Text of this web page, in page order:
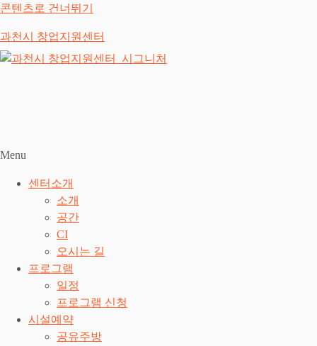
콘텐츠로 건너뛰기
과천시 창업지원센터
Menu
센터소개
소개
공간
CI
오시는 길
프로그램
일정
프로그램 신청
시설예약
공유주방